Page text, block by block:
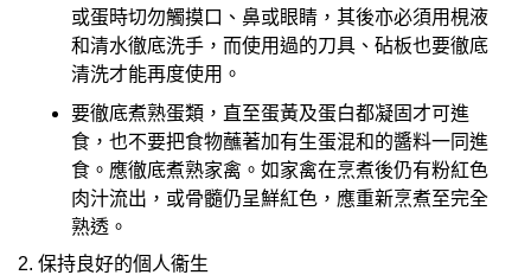
或蛋時切勿觸摸口、鼻或眼睛，其後亦必須用梘液
和清水徹底洗手，而使用過的刀具、砧板也要徹底
清洗才能再度使用。
要徹底煮熟蛋類，直至蛋黃及蛋白都凝固才可進
食，也不要把食物蘸著加有生蛋混和的醬料一同進
食。應徹底煮熟家禽。如家禽在烹煮後仍有粉紅色
肉汁流出，或骨髓仍呈鮮紅色，應重新烹煮至完全
熟透。
2. 保持良好的個人衞生